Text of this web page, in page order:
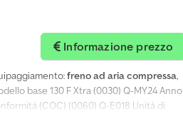
Informazione prezzo
freno ad aria compressa,
base 130 F Xtra (0030) Q-MY24 Anno
(COC) (0060) Q-E018 Unità di